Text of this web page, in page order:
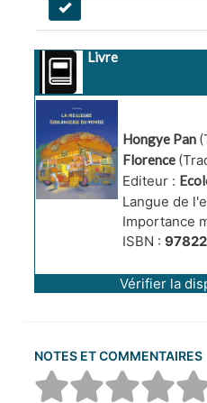
Livre
Hongye Pan
Florence
Editeur :
Langue de
Importance
ISBN :
Vérifier la
NOTES ET COMMENTAIRES